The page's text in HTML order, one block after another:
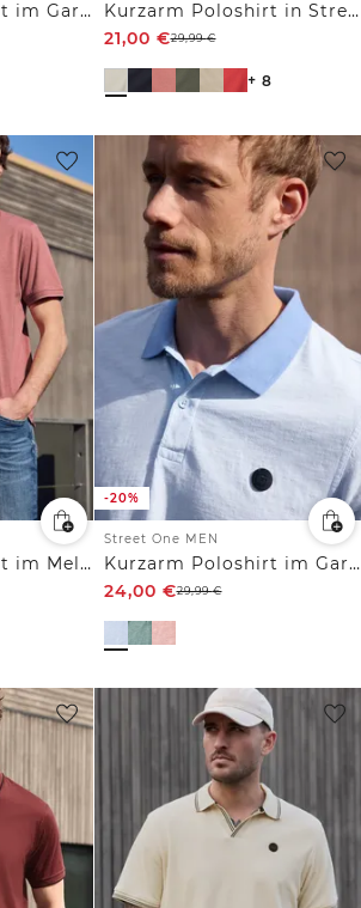
Kurzarm Poloshirt im Garment Dye Look
Kurzarm Poloshirt in Stretchqualität
21,00 €29,99€
+ 8
Kurzarm Poloshirt im Melange-Look
-20%
Street One MEN
Kurzarm Poloshirt im Garment Dye Look
24,00 €29,99€